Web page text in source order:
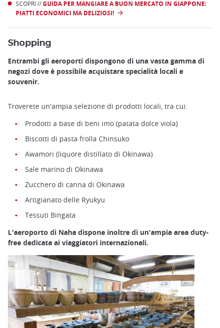
SCOPRI //GUIDA PER MANGIARE A BUON MERCATO IN GIAPPONE:
PIATTI ECONOMICI MA DELIZIOSI!
Shopping
Entrambi gli aeroporti dispongono di una vasta gamma di
negozi dove è possibile acquistare specialità locali e
souvenir.
Troverete un'ampia selezione di prodotti locali, tra cui:
Prodotti a base di beni imo (patata dolce viola)
Biscotti di pasta frolla Chinsuko
Awamori (liquore distillato di Okinawa)
Sale marino di Okinawa
Zucchero di canna di Okinawa
Artigianato delle Ryukyu
Tessuti Bingata
L'aeroporto di Naha dispone inoltre di un'ampia area duty-
free dedicata ai viaggiatori internazionali.